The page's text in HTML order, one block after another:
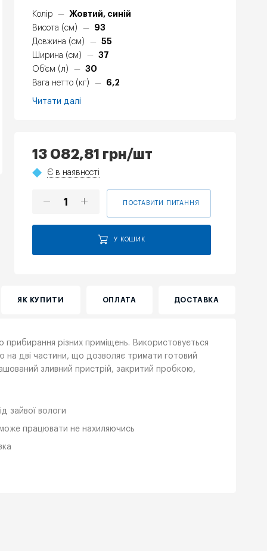
Колір —
Жовтий, синій
Висота (см)
—
93
Довжина (см)
—
55
Ширина (см)
—
37
Об'єм (л)
—
30
Вага нетто (кг)
— 6,2
Читати далі
13 082,81 грн/шт
Є в наявності
ПОСТАВИТИ ПИТАННЯ
У КОШИК
ЯК КУПИТИ ОПЛАТА ДОСТАВКА
різних приміщень. Використовується
на дві частини, що дозволяє тримати готовий
зливний пристрій, закритий пробкою,
зайвої вологи
працювати не нахиляючись